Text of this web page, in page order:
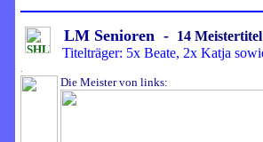
LM Senioren - 14
Titelträger: 5x Beate, 2x Katja
.
Die Meister von links: